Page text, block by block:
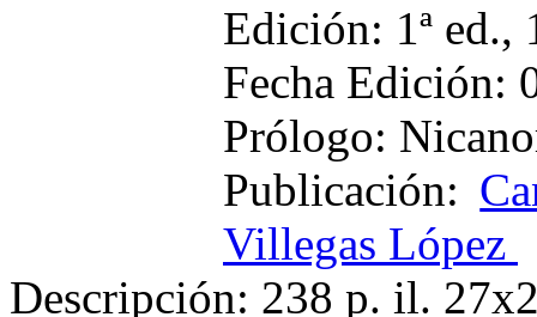
Edición: 1ª ed.,
Fecha Edición:
Prólogo:
Publicación:
Villegas López
Descripción: 238 p. il.